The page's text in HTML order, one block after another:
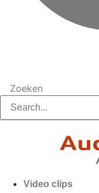
Zoeken
Video clips